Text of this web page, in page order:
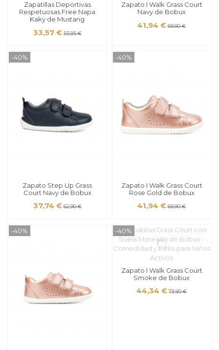
Zapatillas Deportivas
Respetuosas Free Napa
Kaky de Mustang
33,57 € 55,95 €
Zapato I Walk Grass Court
Navy de Bobux
41,94 € 69,90 €
-40%
Zapato Step Up Grass
Court Navy de Bobux
37,74 € 62,90 €
-40%
Zapato I Walk Grass Court
Rose Gold de Bobux
41,94 € 69,90 €
-40% -40%
Zapato I Walk Grass Court
Smoke de Bobux
44,34 € 73,90 €